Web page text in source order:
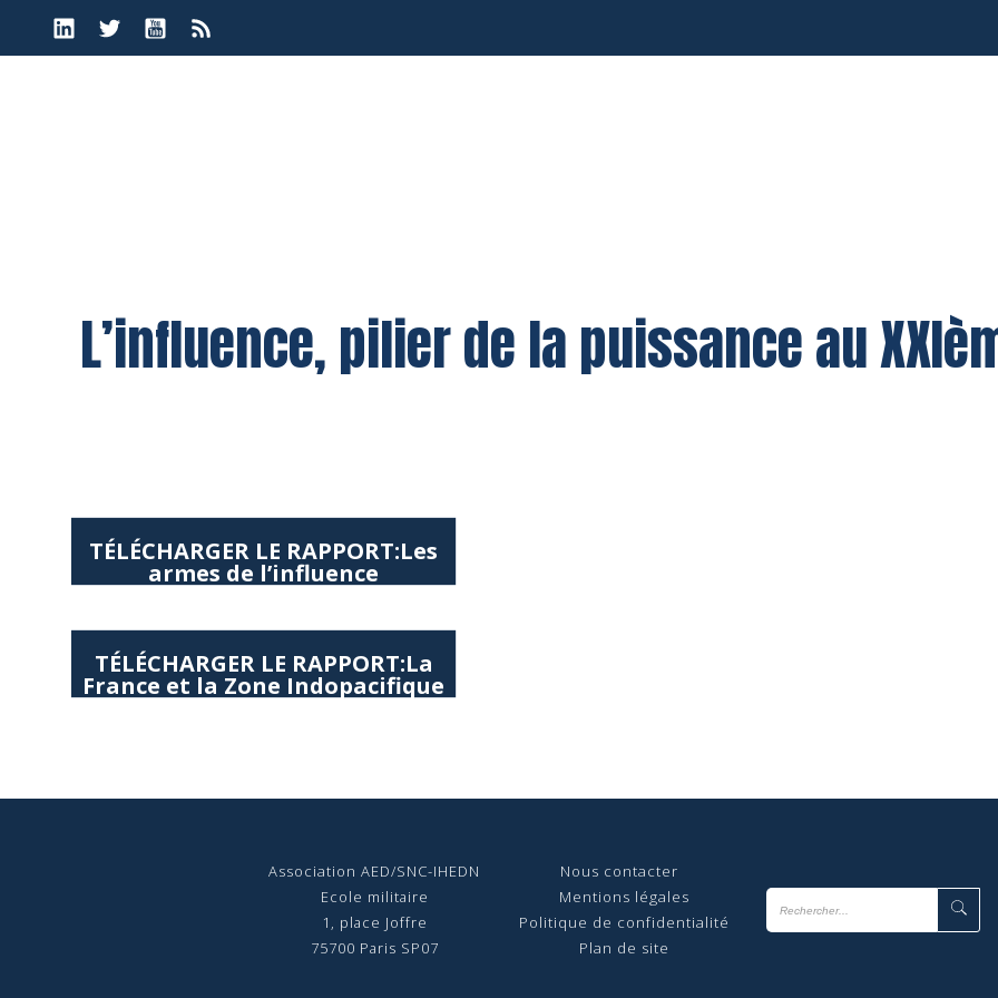
L’influence, pilier de la puissance au
TÉLÉCHARGER LE RAPPORT:Les
armes de l’influence
TÉLÉCHARGER LE RAPPORT:La
France et la Zone Indopacifique
Association AED/SNC-IHEDN
Ecole militaire
1, place Joffre
75700 Paris SP07
Nous contacter
Mentions légales
Politique de confidentialité
Plan de site